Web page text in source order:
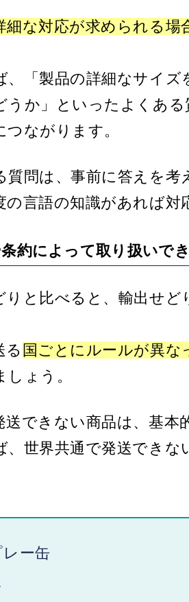
細な対応が求められる場
、「製品の詳細なサイ
うか」といったよくあ
つながります。
質問は、事前に答えを
の言語の知識があれば対
約によって取り扱いで
りと比べると、輸出せ
る 国ごとにルールが異
ょう。
送できない商品は、基
、世界共通で発送でき
ー缶